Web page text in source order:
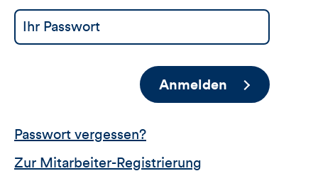
Anmelden
Passwort vergessen?
Zur Mitarbeiter-Registrierung